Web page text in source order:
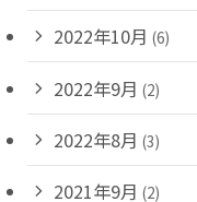
2022年10月 (6)
2022年9月 (2)
2022年8月 (3)
2021年9月 (2)